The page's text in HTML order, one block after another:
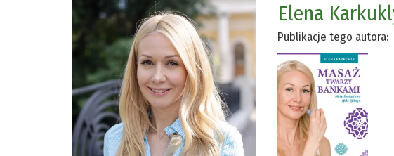
Elena
Publikacje tego autora: